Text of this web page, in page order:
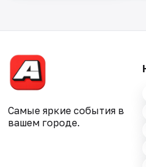
Самые яркие события в
вашем городе.